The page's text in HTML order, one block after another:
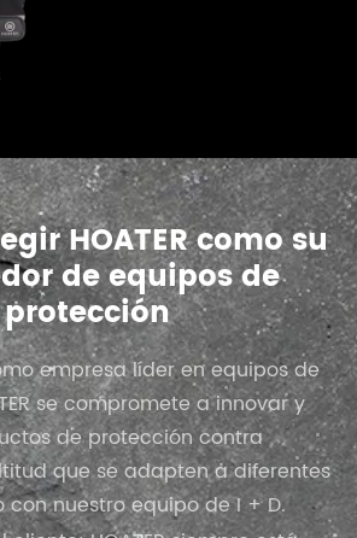
HOATER como su
de equipos de
protección
empresa líder en equipos de
se compromete a innovar y
de protección contra
que se adapten a diferentes
con nuestro equipo de I + D.